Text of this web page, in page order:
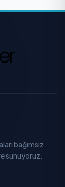
bağımsız
sunuyoruz.